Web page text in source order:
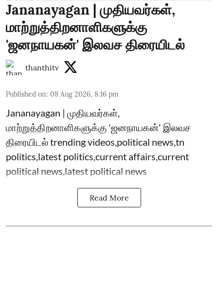
Jananayagan | முதியவர்கள்,
மாற்றுத்திறனாளிகளுக்கு
'ஜனநாயகன்' இலவச திரையிடல்
thanthitv
Published on: 08 Aug 2026, 8:16 pm
Jananayagan | முதியவர்கள்,
மாற்றுத்திறனாளிகளுக்கு 'ஜனநாயகன்' இலவச
திரையிடல் trending videos,political news,tn
politics,latest politics,current affairs,current
political news,latest political news
Read More